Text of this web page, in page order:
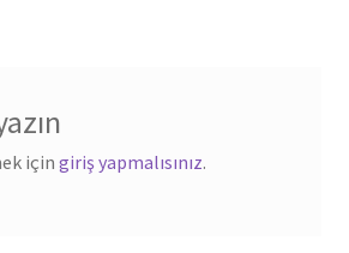
için giriş yapmalısınız.